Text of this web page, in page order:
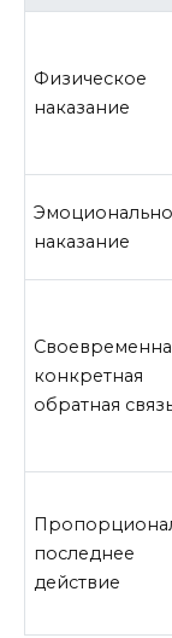
Физическое
наказание
наказание
конкретная
обратная
последнее
действие